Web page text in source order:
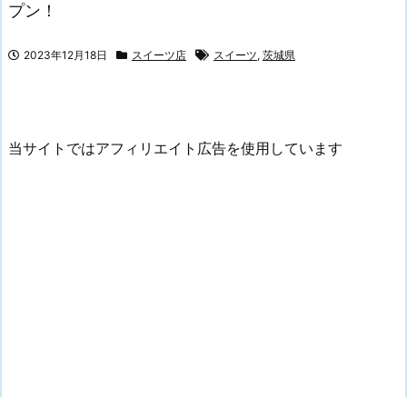
プン！
2023年12月18日 スイーツ店 スイーツ, 茨城県
当サイトではアフィリエイト広告を使用しています